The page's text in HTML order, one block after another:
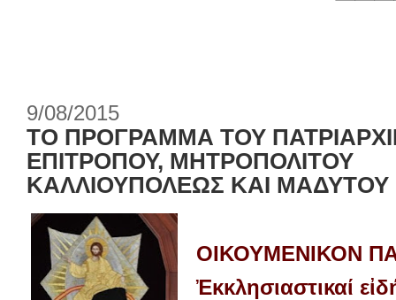
9/08/2015
ΤΟ ΠΡΟΓΡΑΜΜΑ ΤΟΥ
ΕΠΙΤΡΟΠΟΥ, ΜΗΤΡΟΠΟΛΙΤΟΥ
ΚΑΛΛΙΟΥΠΟΛΕΩΣ ΚΑΙ
ΟΙΚΟΥΜΕΝΙΚΟΝ
Ἐκκλησιαστικαί